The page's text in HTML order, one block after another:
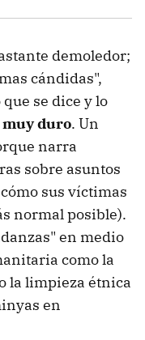
demoledor;
cándidas",
se dice y lo
muy duro. Un
narra
sobre asuntos
sus víctimas
normal posible).
en medio
como la
la limpieza étnica
en